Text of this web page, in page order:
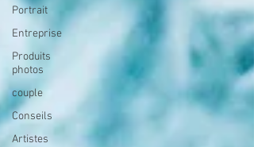
Portrait
Entreprise
Produits
photos
couple
Conseils
Artistes